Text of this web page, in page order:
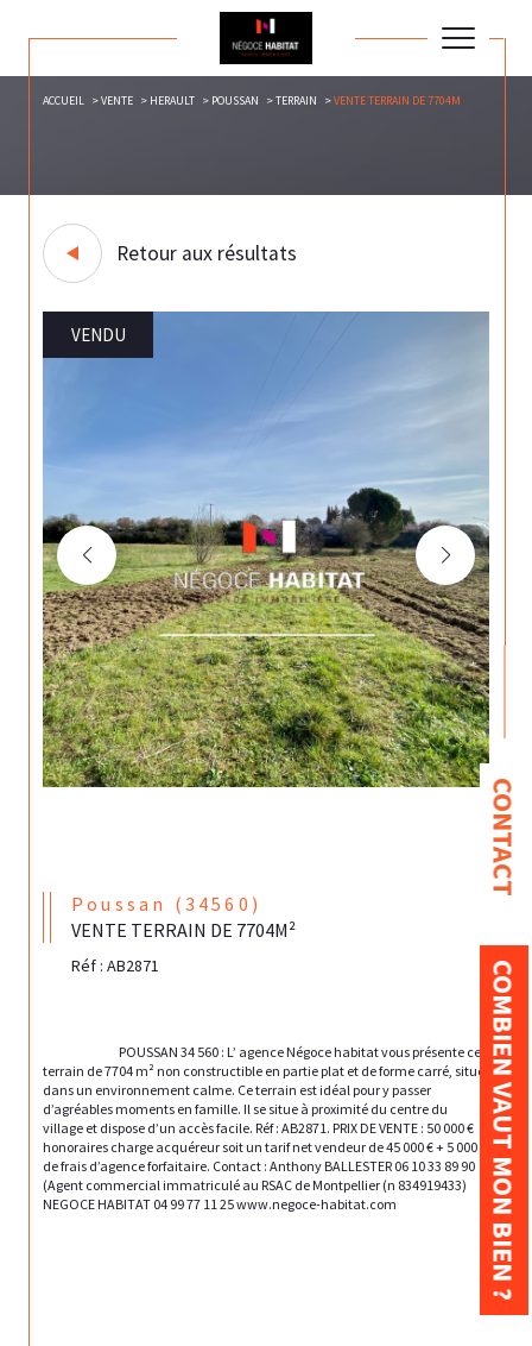
CONTACT
COMBIEN VAUT MON BIEN ?
ACCUEIL VENTE HERAULT POUSSAN TERRAIN VENTE TERRAIN DE 7704M
Retour aux résultats
VENDU
Poussan (34560)
VENTE TERRAIN DE 7704M²
Réf : AB2871
terrain de 7704 m² non constructible en partie plat et de forme carré, situé
dans un environnement calme. Ce terrain est idéal pour y passer
d’agréables moments en famille. Il se situe à proximité du centre du
village et dispose d’un accès facile. Réf : AB2871. PRIX DE VENTE : 50 000 €
honoraires charge acquéreur soit un tarif net vendeur de 45 000 € + 5 000 €
de frais d’agence forfaitaire. Contact : Anthony BALLESTER 06 10 33 89 90
(Agent commercial immatriculé au RSAC de Montpellier (n 834919433)
NEGOCE HABITAT 04 99 77 11 25 www.negoce-habitat.com